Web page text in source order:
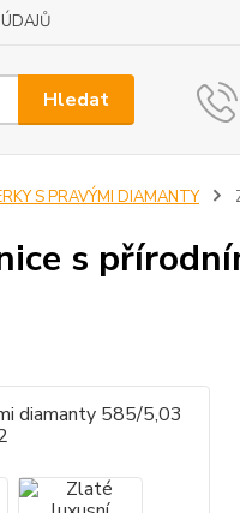
Hledat
S PRAVÝMI DIAMANTY
s